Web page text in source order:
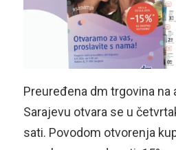
Preuređena dm trgovina na
Sarajevu otvara se u
sati. Povodom otvorenja